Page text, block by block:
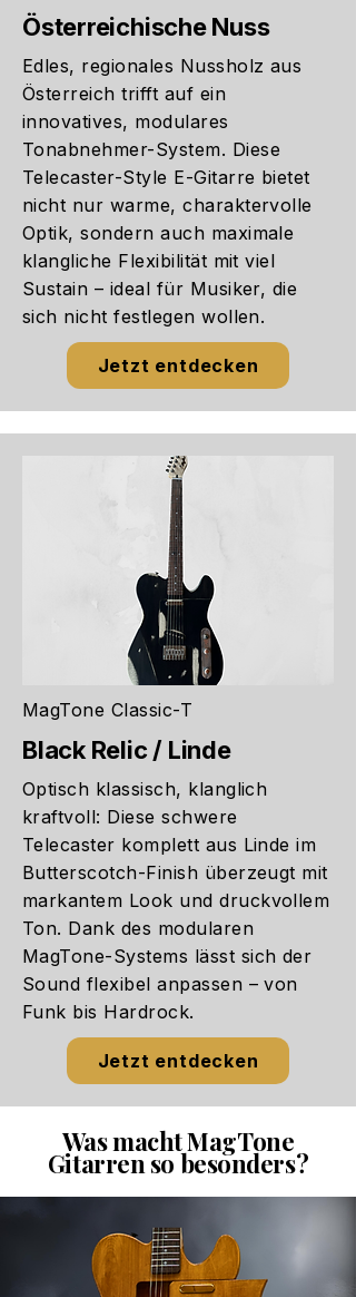
Österreichische Nuss
Edles, regionales Nussholz aus
Österreich trifft auf ein
innovatives, modulares
Tonabnehmer-System. Diese
Telecaster-Style E-Gitarre bietet
nicht nur warme, charaktervolle
Optik, sondern auch maximale
klangliche Flexibilität mit viel
Sustain – ideal für Musiker, die
sich nicht festlegen wollen.
Jetzt entdecken
MagTone Classic-T
Black Relic / Linde
Optisch klassisch, klanglich
kraftvoll: Diese schwere
Telecaster komplett aus Linde im
Butterscotch-Finish überzeugt mit
markantem Look und druckvollem
Ton. Dank des modularen
MagTone-Systems lässt sich der
Sound flexibel anpassen – von
Funk bis Hardrock.
Jetzt entdecken
Was macht MagTone
Gitarren so besonders?